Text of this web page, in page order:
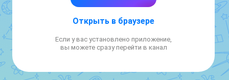
Открыть в браузере
Если у вас установлено приложение,
вы можете сразу перейти в канал